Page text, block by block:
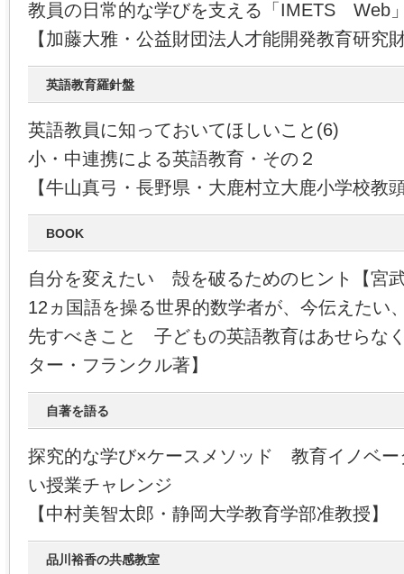
教員の日常的な学びを支える「IMETS Web
【加藤大雅・公益財団法人才能開発教育研究
英語教育羅針盤
英語教員に知っておいてほしいこと(6)
小・中連携による英語教育・その２
【牛山真弓・長野県・大鹿村立大鹿小学校教
BOOK
自分を変えたい 殻を破るためのヒント【宮
12ヵ国語を操る世界的数学者が、今伝えたい
先すべきこと 子どもの英語教育はあせらな
ター・フランクル著】
自著を語る
探究的な学び×ケースメソッド 教育イノベー
い授業チャレンジ
【中村美智太郎・静岡大学教育学部准教授】
品川裕香の共感教室